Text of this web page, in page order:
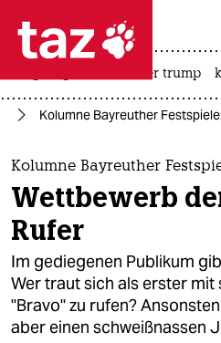
 taz zahl
taz zahl ich
themen
politik
öko
gesellschaft
kultur
usa unter trump
Kolumne Bayreuther
Kolumne Bayreuther
Wettbewerb
Rufer
Im gediegenen Publikum
Wer traut sich als erster
"Bravo" zu rufen?
aber einen schweißnassen